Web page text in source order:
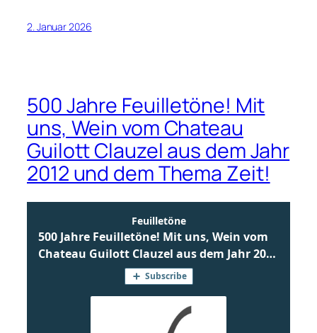
2. Januar 2026
500 Jahre Feuilletöne! Mit
uns, Wein vom Chateau
Guilott Clauzel aus dem Jahr
2012 und dem Thema Zeit!